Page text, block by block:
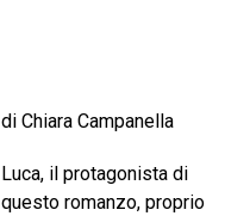
di Chiara Campanella
Luca, il protagonista di
questo romanzo, proprio